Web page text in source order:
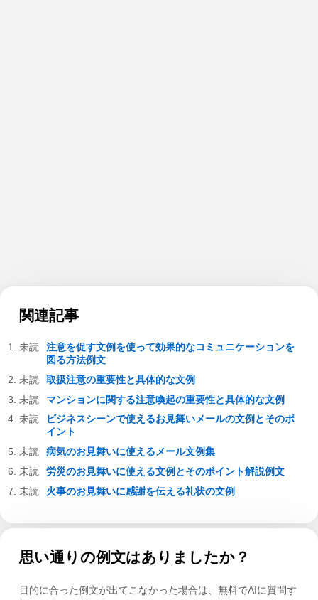
関連記事
注意を促す文例を使って効果的なコミュニケーションを
図る方法例文
取扱注意の重要性と具体的な文例
マンションに関する注意喚起の重要性と具体的な文例
ビジネスシーンで使えるお見舞いメールの文例とそのポ
イント
病気のお見舞いに使えるメール文例集
労災のお見舞いに使える文例とそのポイント解説例文
火事のお見舞いに感謝を伝える礼状の文例
思い通りの例文はありましたか？
目的に合った例文が出てこなかった場合は、無料でAIに質問す